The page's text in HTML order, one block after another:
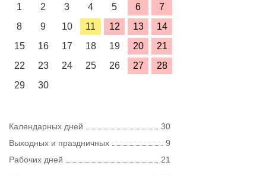
1
2 3 4 5 6
7
8
9 10 11 12 13
14
15
16 17 18 19 20
21
22
23 24 25 26 27
28
29
30
Календарных дней
30
Выходных и праздничных
9
Рабочих дней
21